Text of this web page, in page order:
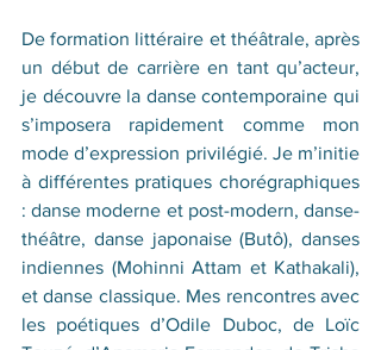
De formation littéraire et théâtrale, après
un début de carrière en tant qu’acteur,
je découvre la danse contemporaine qui
s’imposera rapidement comme mon
mode d’expression privilégié. Je m’initie
à différentes pratiques chorégraphiques
: danse moderne et post-modern, danse-
théâtre, danse japonaise (Butô), danses
indiennes (Mohinni Attam et Kathakali),
et danse classique. Mes rencontres avec
les poétiques d’Odile Duboc, de Loïc